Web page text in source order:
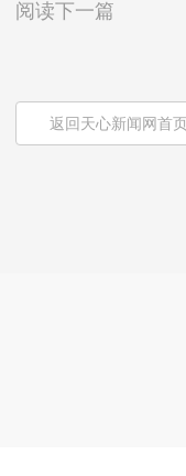
阅读下一篇
返回天心新闻网首页